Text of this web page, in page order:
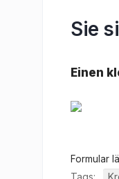
Sie
Einen
Formular
Tags: